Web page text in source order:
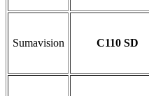
Sumavision C110 SD